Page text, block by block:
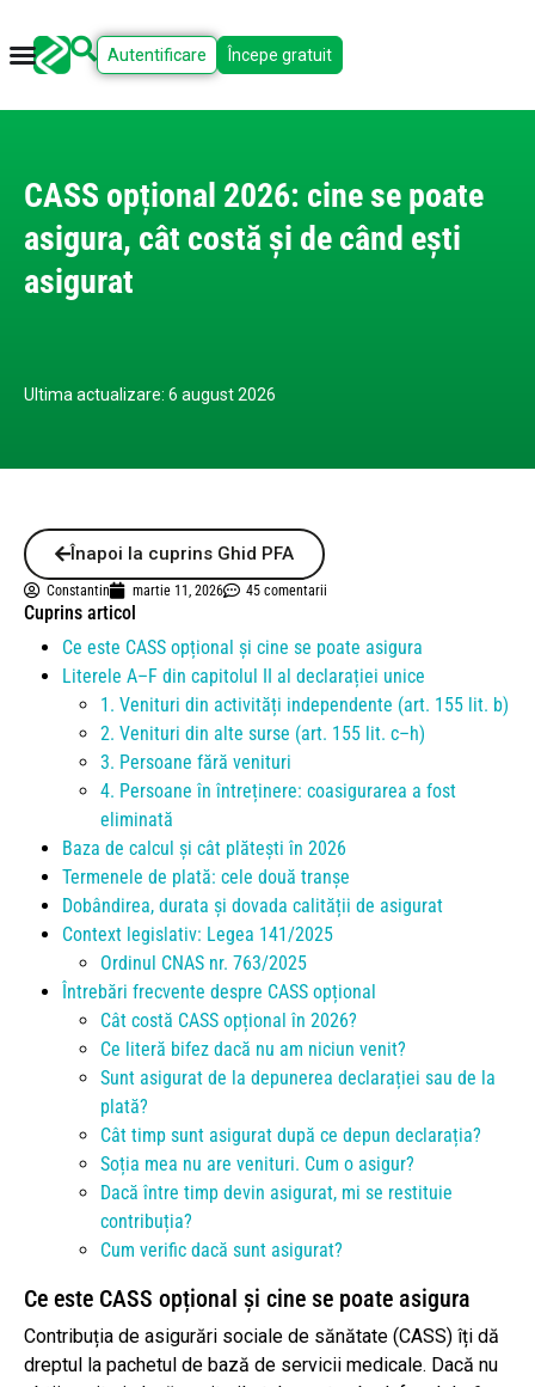
Autentificare Începe gratuit
CASS opțional 2026: cine se poate
asigura, cât costă și de când ești
asigurat
Ultima actualizare: 6 august 2026
Înapoi la cuprins Ghid PFA
Constantin martie 11, 2026 45 comentarii
Cuprins articol
Ce este CASS opțional și cine se poate asigura
Literele A–F din capitolul II al declarației unice
1. Venituri din activități independente (art. 155 lit. b)
2. Venituri din alte surse (art. 155 lit. c–h)
3. Persoane fără venituri
4. Persoane în întreținere: coasigurarea a fost
eliminată
Baza de calcul și cât plătești în 2026
Termenele de plată: cele două tranșe
Dobândirea, durata și dovada calității de asigurat
Context legislativ: Legea 141/2025
Ordinul CNAS nr. 763/2025
Întrebări frecvente despre CASS opțional
Cât costă CASS opțional în 2026?
Ce literă bifez dacă nu am niciun venit?
Sunt asigurat de la depunerea declarației sau de la
plată?
Cât timp sunt asigurat după ce depun declarația?
Soția mea nu are venituri. Cum o asigur?
Dacă între timp devin asigurat, mi se restituie
contribuția?
Cum verific dacă sunt asigurat?
Ce este CASS opțional și cine se poate asigura
Contribuția de asigurări sociale de sănătate (CASS) îți dă
dreptul la pachetul de bază de servicii medicale. Dacă nu